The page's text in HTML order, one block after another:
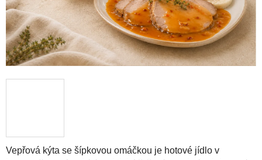
Vepřová kýta se šípkovou omáčkou je hotové jídlo v